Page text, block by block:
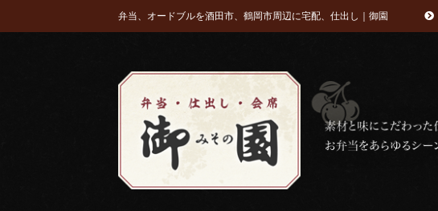
弁当、オードブルを酒田市、鶴岡市周辺に宅配、仕出し｜御園